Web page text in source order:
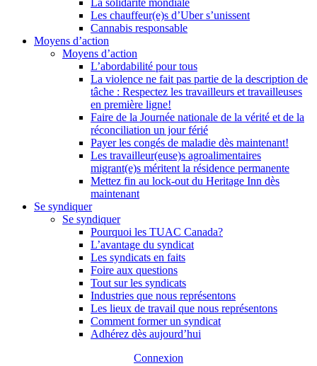
La solidarité mondiale
Les chauffeur(e)s d’Uber s’unissent
Cannabis responsable
Moyens d’action
Moyens d’action
L’abordabilité pour tous
La violence ne fait pas partie de la description de
tâche : Respectez les travailleurs et travailleuses
en première ligne!
Faire de la Journée nationale de la vérité et de la
réconciliation un jour férié
Payer les congés de maladie dès maintenant!
Les travailleur(euse)s agroalimentaires
migrant(e)s méritent la résidence permanente
Mettez fin au lock-out du Heritage Inn dès
maintenant
Se syndiquer
Se syndiquer
Pourquoi les TUAC Canada?
L’avantage du syndicat
Les syndicats en faits
Foire aux questions
Tout sur les syndicats
Industries que nous représentons
Les lieux de travail que nous représentons
Comment former un syndicat
Adhérez dès aujourd’hui
Connexion